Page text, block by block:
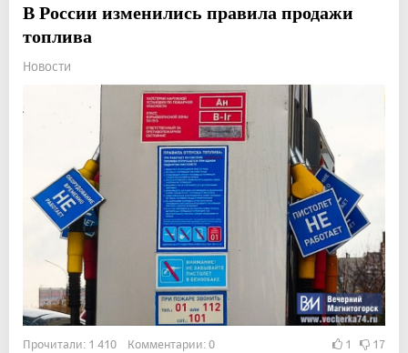
В России изменились правила продажи
топлива
Новости
Прочитали: 1 410 Комментарии: 0 1 17